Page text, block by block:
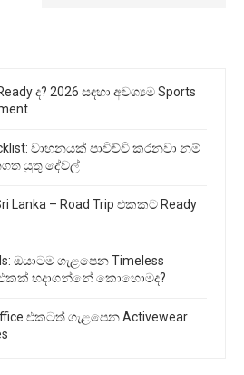
ද? 2026 සඳහා අවශ්‍යම Sports
වාහනයක් පාවිච්චි කරනවා නම්
යුතු දේවල්
Lanka – Road Trip එකකට Ready
ඔයාටම ගැළපෙන Timeless
එකක් හදාගන්නේ කොහොමද?
එකටත් ගැළපෙන Activewear